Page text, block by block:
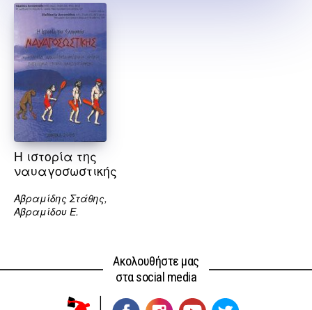
Η ιστορία της
ναυαγοσωστικής
Αβραμίδης Στάθης,
Αβραμίδου Ε.
Ακολουθήστε μας
στα social media